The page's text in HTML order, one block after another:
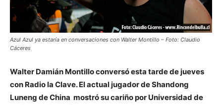
Azul Azul ya estaría en conversaciones con Walter Montillo – Foto: Claudio
Cáceres
Walter Damián Montillo conversó esta tarde de jueves
con Radio la Clave. El actual jugador de Shandong
Luneng de China mostró su cariño por Universidad de